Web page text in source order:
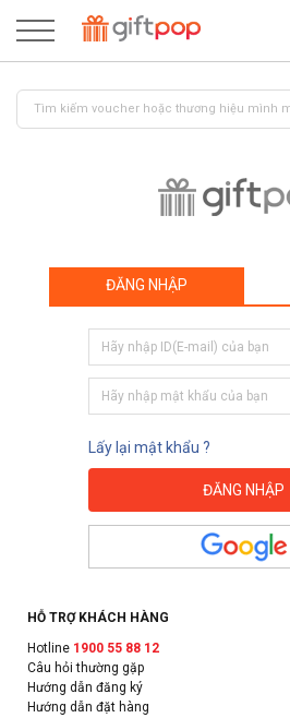
ĐĂNG NHẬP
Lấy lại mật khẩu ?
HỖ TRỢ KHÁCH HÀNG
Hotline 1900 55 88 12
Câu hỏi thường gặp
Hướng dẫn đăng ký
Hướng dẫn đặt hàng